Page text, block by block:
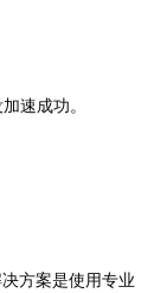
速成功。
方案是使用专业